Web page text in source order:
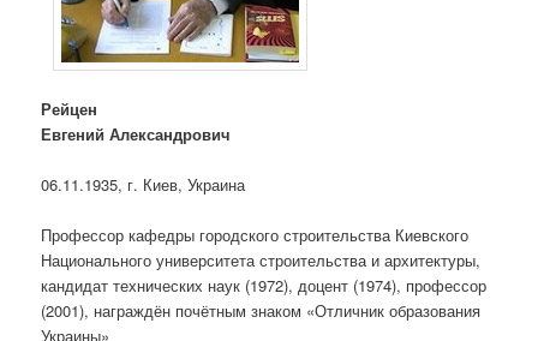
Рейцен
Евгений Александрович
06.11.1935, г. Киев, Украина
Профессор кафедры городского строительства Киевского
Национального университета строительства и архитектуры,
кандидат технических наук (1972), доцент (1974), профессор
(2001), награждён почётным знаком «Отличник образования
Украины»